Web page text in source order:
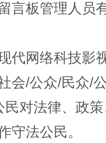
言板管理人员
代网络科技影
会/公众/民众/
民对法律、政
守法公民。